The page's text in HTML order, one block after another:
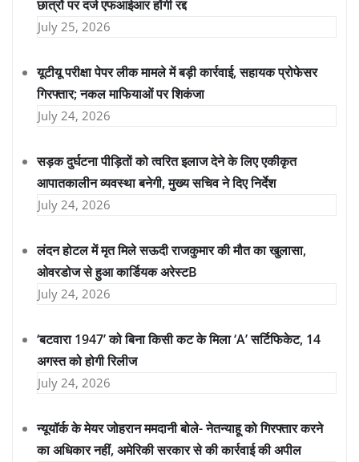
छात्रों पर दर्ज एफआईआर होंगी रद्द
July 25, 2026
यूटीयू परीक्षा पेपर लीक मामले में बड़ी कार्रवाई, सहायक प्रोफेसर
गिरफ्तार; नकल माफियाओं पर शिकंजा
July 24, 2026
सड़क दुर्घटना पीड़ितों को त्वरित इलाज देने के लिए एकीकृत
आपातकालीन व्यवस्था बनेगी, मुख्य सचिव ने दिए निर्देश
July 24, 2026
लंदन होटल में मृत मिले सऊदी राजकुमार की मौत का खुलासा,
ओवरडोज से हुआ कार्डियक अरेस्टB
July 24, 2026
‘बटवारा 1947’ को बिना किसी कट के मिला ‘A’ सर्टिफिकेट, 14
अगस्त को होगी रिलीज
July 24, 2026
न्यूयॉर्क के मेयर जोहरान ममदानी बोले- नेतन्याहू को गिरफ्तार करने
का अधिकार नहीं, अमेरिकी सरकार से की कार्रवाई की अपील